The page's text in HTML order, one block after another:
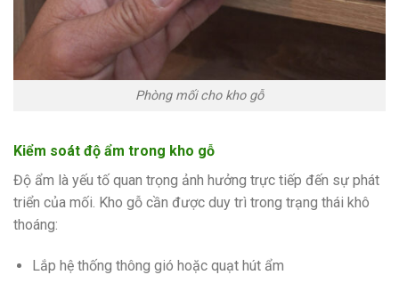
Phòng mối cho kho gỗ
Kiểm soát độ ẩm trong kho gỗ
Độ ẩm là yếu tố quan trọng ảnh hưởng trực tiếp đến sự phát
triển của mối. Kho gỗ cần được duy trì trong trạng thái khô
thoáng:
Lắp hệ thống thông gió hoặc quạt hút ẩm